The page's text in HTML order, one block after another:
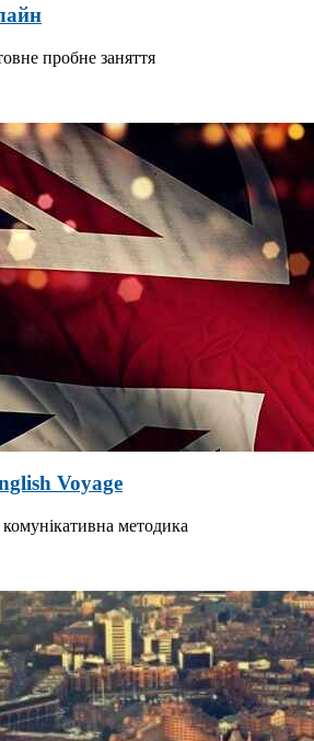
пробне заняття
Voyage
методика